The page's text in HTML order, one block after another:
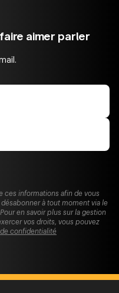
aimer parler
ces informations afin de vous
à tout moment via le
en savoir plus sur la gestion
vos droits, vous pouvez
confidentialité